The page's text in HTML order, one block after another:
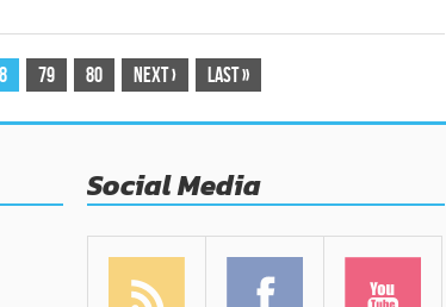
79 80 Next› Last»
Social Media